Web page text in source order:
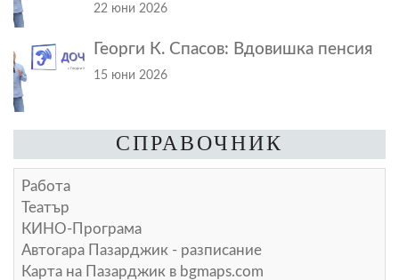
22 юни 2026
Георги К. Спасов: Вдовишка пенсия
15 юни 2026
СПРАВОЧНИК
Работа
Театър
КИНО-Програма
Автогара Пазарджик - разписание
Карта на Пазарджик в bgmaps.com